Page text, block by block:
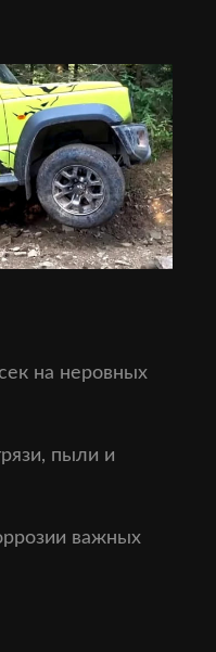
на неровных
пыли и
важных